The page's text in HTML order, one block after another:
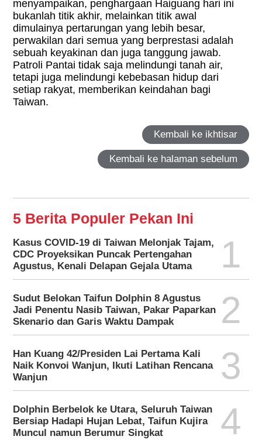
menyampaikan, penghargaan Haiguang hari ini
bukanlah titik akhir, melainkan titik awal
dimulainya pertarungan yang lebih besar,
perwakilan dari semua yang berprestasi adalah
sebuah keyakinan dan juga tanggung jawab.
Patroli Pantai tidak saja melindungi tanah air,
tetapi juga melindungi kebebasan hidup dari
setiap rakyat, memberikan keindahan bagi
Taiwan.
Kembali ke ikhtisar
Kembali ke halaman sebelum
5 Berita Populer Pekan Ini
Kasus COVID-19 di Taiwan Melonjak Tajam,
CDC Proyeksikan Puncak Pertengahan
Agustus, Kenali Delapan Gejala Utama
1
Sudut Belokan Taifun Dolphin 8 Agustus
Jadi Penentu Nasib Taiwan, Pakar Paparkan
Skenario dan Garis Waktu Dampak
2
Han Kuang 42/Presiden Lai Pertama Kali
Naik Konvoi Wanjun, Ikuti Latihan Rencana
Wanjun
3
Dolphin Berbelok ke Utara, Seluruh Taiwan
Bersiap Hadapi Hujan Lebat, Taifun Kujira
Muncul namun Berumur Singkat
4